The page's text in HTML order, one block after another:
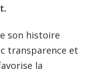
son histoire
transparence et
la